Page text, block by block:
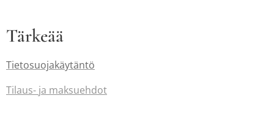
Tärkeää
Tietosuojakäytäntö
Tilaus- ja maksuehdot